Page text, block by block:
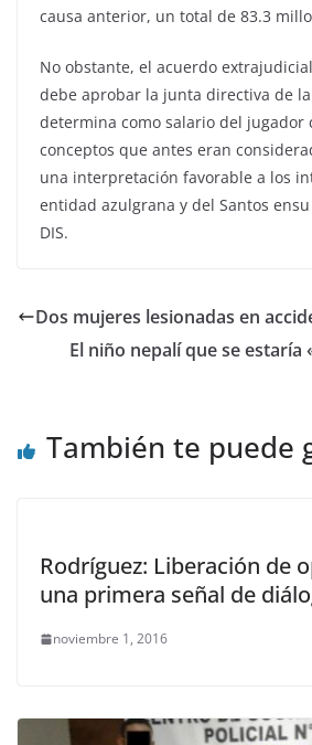
causa anterior, un total de 83.3
No obstante, el acuerdo
debe aprobar la junta directiva de
determina como salario del jugador
conceptos que antes eran
una interpretación favorable a los
entidad azulgrana y del Santos
DIS.
Dos mujeres lesionadas en
El niño nepalí que se
También te puede
Rodríguez: Liberación de
una primera señal de
noviembre 1, 2016